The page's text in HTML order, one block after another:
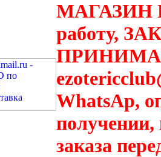
МАГАЗИН
работу,
WhatsAp,
получении,
заказа